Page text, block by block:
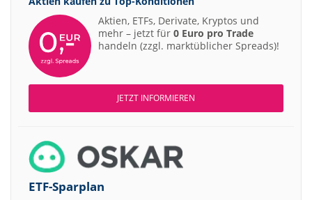
Aktien, ETFs, Derivate, Kryptos und
mehr – jetzt für 0 Euro pro Trade
handeln (zzgl. marktüblicher Spreads)!
JETZT INFORMIEREN
ETF-Sparplan